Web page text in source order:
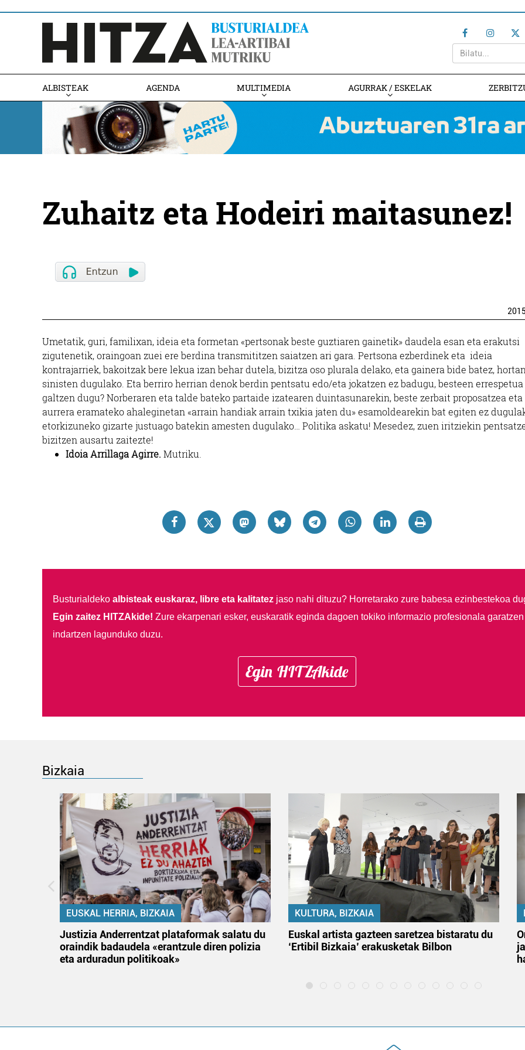
ALBISTEAK AGENDA MULTIMEDIA AGURRAK / ESKELAK
Zuhaitz eta Hodeiri maitasunez!
2015
Umetatik, guri, familixan, ideia eta formetan «pertsonak beste guztiaren gainetik» daudela esan eta erakutsi
zigutenetik, oraingoan zuei ere berdina transmititzen saiatzen ari gara. Pertsona ezberdinek eta ideia
kontrajarriek, bakoitzak bere lekua izan behar dutela, bizitza oso plurala delako, eta gainera bide batez, hortan
sinisten dugulako. Eta berriro herrian denok berdin pentsatu edo/eta jokatzen ez badugu, besteen errespetua
galtzen dugu? Norberaren eta talde bateko partaide izatearen duintasunarekin, beste zerbait proposatzea eta
aurrera eramateko ahaleginetan «arrain handiak arrain txikia jaten du» esamoldearekin bat egiten ez
etorkizuneko gizarte justuago batekin amesten dugulako… Politika askatu! Mesedez, zuen iritziekin
bizitzen ausartu zaitezte!
Idoia Arrillaga Agirre. Mutriku.
Busturialdeko albisteak euskaraz, libre eta kalitatezjaso nahi dituzu? Horretarako zure babesa ezinbestekoa
Egin zaitez HITZAkide! Zure ekarpenari esker, euskaratik eginda dagoen tokiko informazio profesionala garatzen
indartzen lagunduko duzu.
Egin HITZAkide
Bizkaia
EUSKAL HERRIA, BIZKAIA
Justizia Anderrentzat plataformak salatu du
oraindik badaudela «erantzule diren polizia
eta arduradun politikoak»
KULTURA, BIZKAIA
Euskal artista gazteen saretzea bistaratu du
‘Ertibil Bizkaia’ erakusketak Bilbon